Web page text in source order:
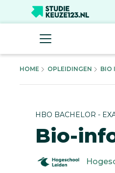
HOME OPLEIDINGEN BIO
HBO BACHELOR -
Bio-